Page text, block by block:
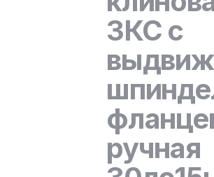
ЗКС с
ручная